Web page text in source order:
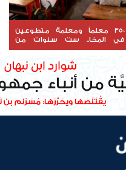
350 معلماً ومعلمة متطوعين
في المخا.. ست سنوات من
التضحية في سبيل مستقبل